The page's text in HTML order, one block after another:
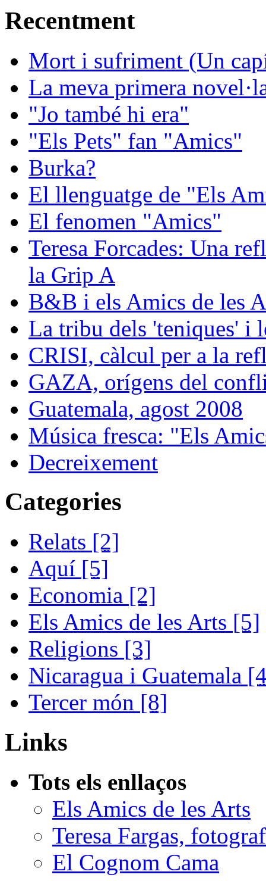
Recentment
Mort i sufriment (Un
La meva primera
"Jo també hi era"
"Els Pets" fan "Amics"
Burka?
El llenguatge de "Els
El fenomen "Amics"
Teresa Forcades: Una
la Grip A
B&B i els Amics de les
La tribu dels 'teniques' i
CRISI, càlcul per a la
GAZA, orígens del
Guatemala, agost 2008
Música fresca: "Els
Decreixement
Categories
Relats [2]
Aquí [5]
Economia [2]
Els Amics de les Arts [5]
Religions [3]
Nicaragua i Guatemala
Tercer món [8]
Links
Tots els enllaços
Els Amics de les Arts
Teresa Fargas,
El Cognom Cama